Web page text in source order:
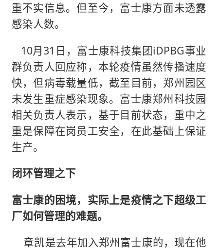
重不实信息。但至今，富士康方面未透露
感染人数。
10月31日，富士康科技集团iDPBG事业
群负责人回应称，本轮疫情虽然传播速度
快，但病毒载量低，截至目前，郑州园区
未发生重症感染现象。富士康郑州科技园
相关负责人表示，基于目前状态，重中之
重是保障在岗员工安全，在此基础上保证
生产。
闭环管理之下
富士康的困境，实际上是疫情之下超级工
厂如何管理的难题。
章凯是去年加入郑州富士康的，现在他